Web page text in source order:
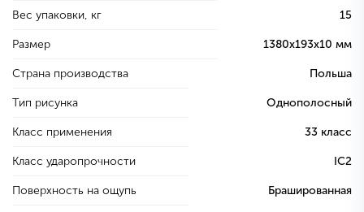
Вес упаковки, кг 15
Размер 1380х193х10 мм
Страна производства Польша
Тип рисунка Однополосный
Класс применения 33 класс
Класс ударопрочности IC2
Поверхность на ощупь Брашированная